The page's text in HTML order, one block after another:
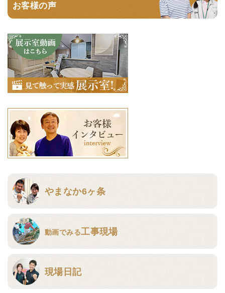
お客様の声
やまなか6ヶ条
動画でみる工事現場
現場日記